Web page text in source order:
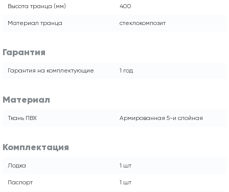
Высота транца (мм) 400
Материал транца стеклокомпозит
Гарантия
Гарантия на комплектующие 1 год
Материал
Ткань ПВХ Армированная 5-и слойная
Комплектация
Лодка 1 шт
Паспорт 1 шт